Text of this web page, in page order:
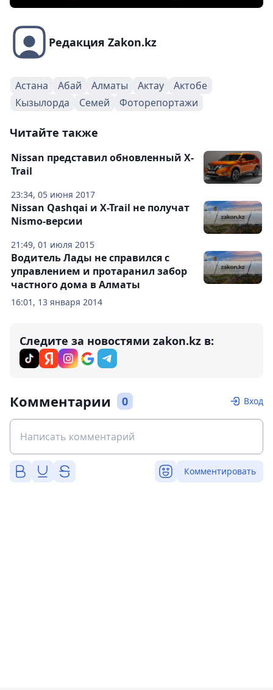
Редакция Zakon.kz
Астана Абай Алматы Актау
Актобе
Кызылорда
Семей Фоторепортажи
Читайте также
23:34, 05 июня 2017
Nissan представил обновленный X-
Trail
21:49, 01 июля 2015
Nissan Qashqai и X-Trail не получат
Nismo-версии
16:01, 13 января 2014
Водитель Лады не справился с
управлением и протаранил забор
частного дома в Алматы
Следите за новостями zakon.kz в:
Комментарии 0 Вход
Комментировать